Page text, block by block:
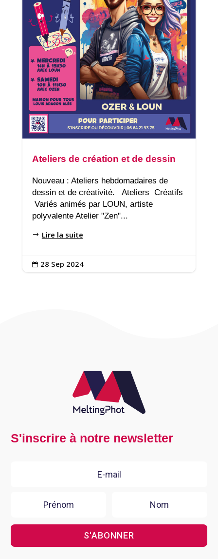
Ateliers de création et de dessin
Nouveau : Ateliers hebdomadaires de
dessin et de créativité. Ateliers Créatifs
Variés animés par LOUN, artiste
polyvalente Atelier "Zen"...
Lire la suite
 28 Sep 2024
S'inscrire à notre newsletter
S'ABONNER